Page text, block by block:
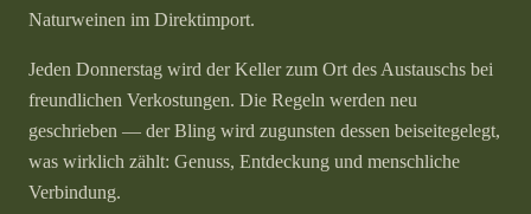
Naturweinen im Direktimport.
Jeden Donnerstag wird der Keller zum Ort des Austauschs bei
freundlichen Verkostungen. Die Regeln werden neu
geschrieben — der Bling wird zugunsten dessen beiseitegelegt,
was wirklich zählt: Genuss, Entdeckung und menschliche
Verbindung.